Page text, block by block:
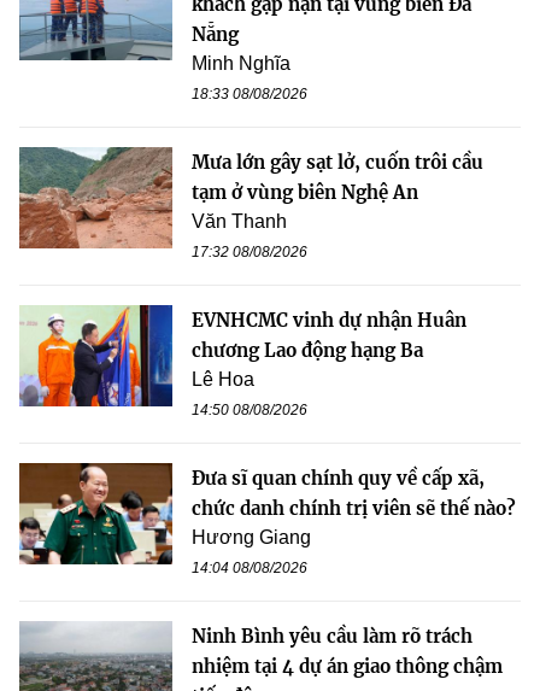
Nẵng
Minh Nghĩa
18:33 08/08/2026
Mưa lớn gây sạt lở, cuốn trôi cầu
tạm ở vùng biên Nghệ An
Văn Thanh
17:32 08/08/2026
EVNHCMC vinh dự nhận Huân
chương Lao động hạng Ba
Lê Hoa
14:50 08/08/2026
Đưa sĩ quan chính quy về cấp xã,
chức danh chính trị viên sẽ thế nào?
Hương Giang
14:04 08/08/2026
Ninh Bình yêu cầu làm rõ trách
nhiệm tại 4 dự án giao thông chậm